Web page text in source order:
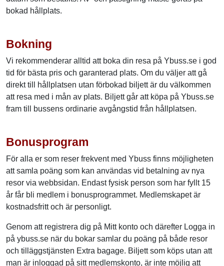
bokad hållplats.
Bokning
Vi rekommenderar alltid att boka din resa på Ybuss.se i god
tid för bästa pris och garanterad plats. Om du väljer att gå
direkt till hållplatsen utan förbokad biljett är du välkommen
att resa med i mån av plats. Biljett går att köpa på Ybuss.se
fram till bussens ordinarie avgångstid från hållplatsen.
Bonusprogram
För alla er som reser frekvent med Ybuss finns möjligheten
att samla poäng som kan användas vid betalning av nya
resor via webbsidan. Endast fysisk person som har fyllt 15
år får bli medlem i bonusprogrammet. Medlemskapet är
kostnadsfritt och är personligt.
Genom att registrera dig på Mitt konto och därefter Logga in
på ybuss.se när du bokar samlar du poäng på både resor
och tilläggstjänsten Extra bagage. Biljett som köps utan att
man är inloggad på sitt medlemskonto, är inte möjlig att